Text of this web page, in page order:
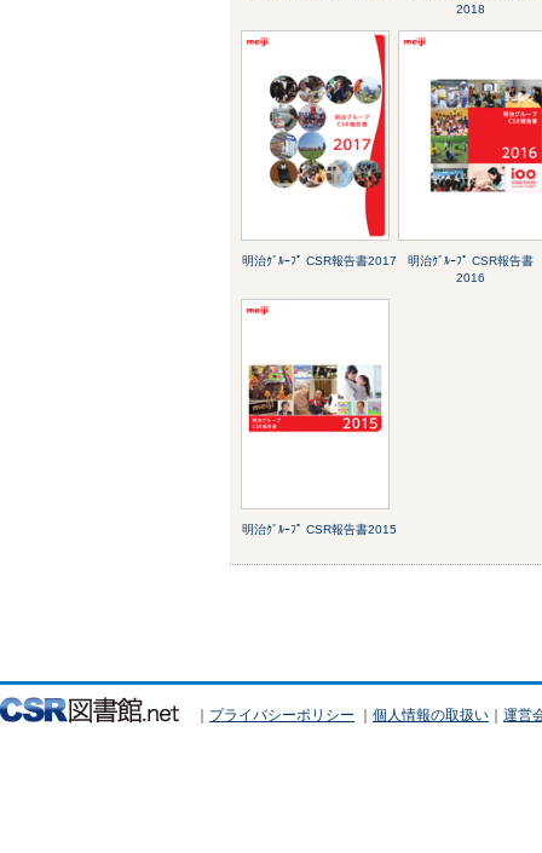
2018
明治ｸﾞﾙｰﾌﾟ CSR報告書2017
明治ｸﾞﾙｰﾌﾟ CSR報告書
2016
明治ｸﾞﾙｰﾌﾟ CSR報告書2015
｜ プライバシーポリシー ｜ 個人情報の取扱い ｜ 運営